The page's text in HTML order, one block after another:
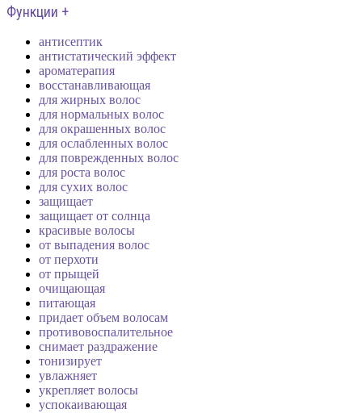
Функции +
антисептик
антистатический эффект
ароматерапия
восстанавливающая
для жирных волос
для нормальных волос
для окрашенных волос
для ослабленных волос
для поврежденных волос
для роста волос
для сухих волос
защищает
защищает от солнца
красивые волосы
от выпадения волос
от перхоти
от прыщей
очищающая
питающая
придает объем волосам
противовоспалительное
снимает раздражение
тонизирует
увлажняет
укрепляет волосы
успокаивающая